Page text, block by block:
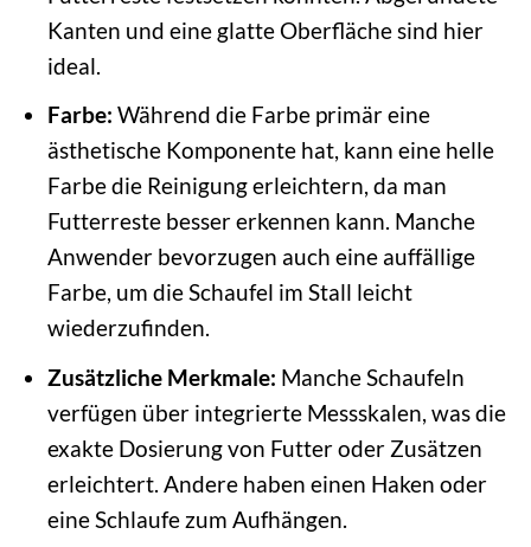
Kanten und eine glatte Oberfläche sind hier
ideal.
Farbe: Während die Farbe primär eine
ästhetische Komponente hat, kann eine helle
Farbe die Reinigung erleichtern, da man
Futterreste besser erkennen kann. Manche
Anwender bevorzugen auch eine auffällige
Farbe, um die Schaufel im Stall leicht
wiederzufinden.
Zusätzliche Merkmale: Manche Schaufeln
verfügen über integrierte Messskalen, was die
exakte Dosierung von Futter oder Zusätzen
erleichtert. Andere haben einen Haken oder
eine Schlaufe zum Aufhängen.